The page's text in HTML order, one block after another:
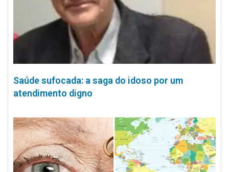
Saúde sufocada: a saga do idoso por um
atendimento digno